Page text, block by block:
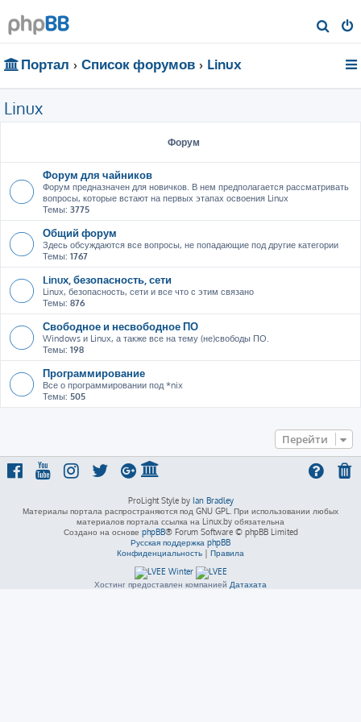
о
Портал Список форумов Linux
Linux
Форум
Форум для чайников
Форум предназначен для новичков. В нем предполагается рассматривать
вопросы, которые встают на первых этапах освоения Linux
Темы: 3775
Общий форум
Здесь обсуждаются все вопросы, не попадающие под другие категории
Темы: 1767
Linux, безопасность, сети
Linux, безопасность, сети и все что с этим связано
Темы: 876
Свободное и несвободное ПО
Windows и Linux, а также все на тему (не)свободы ПО.
Темы: 198
Программирование
Все о программировании под *nix
Темы: 505
Перейти
ProLight Style by Ian Bradley
Материалы портала распространяются под GNU GPL. При использовании любых
материалов портала ссылка на Linux.by обязательна
Создано на основе phpBB® Forum Software © phpBB Limited
Русская поддержка phpBB
Конфиденциальность | Правила
Хостинг предоставлен компанией Датахата